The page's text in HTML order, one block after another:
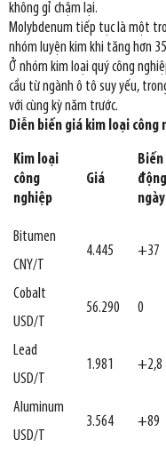
không gỉ chậm lại.
Molybdenum tiếp tục là một
nhóm luyện kim khi tăng hơn
Ở nhóm kim loại quý công
cầu từ ngành ô tô suy yếu,
với cùng kỳ năm trước.
Diễn biến giá kim loại công
Kim loại
công
nghiệp
Giá
Biến
động
ngày
Bitumen
CNY/T
4.445 +37
Cobalt
USD/T
56.290 0
Lead
USD/T
1.981 +2,8
Aluminum
USD/T
3.564 +89